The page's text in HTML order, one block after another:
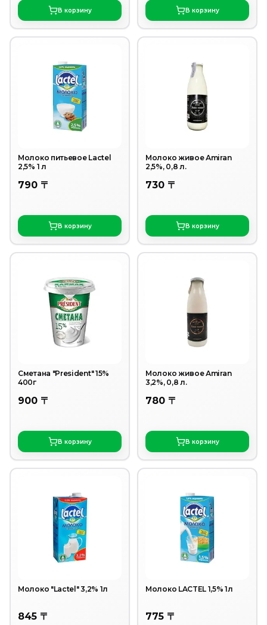
В корзину В корзину
Молоко питьевое Lactel
2,5% 1 л
790 〒
В корзину
Молоко живое Аmiran
2,5%, 0,8 л.
730 〒
В корзину
Сметана "President" 15%
400г
900 〒
В корзину
Молоко живое Аmiran
3,2%, 0,8 л.
780 〒
В корзину
Молоко "Lactel" 3,2% 1л
845 〒
Молоко LACTEL 1,5% 1л
775 〒